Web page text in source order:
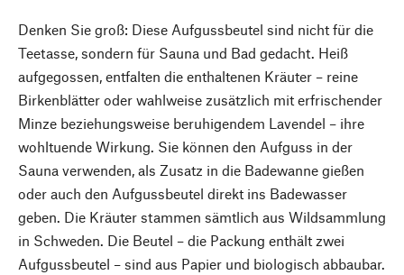
Denken Sie groß: Diese Aufgussbeutel sind nicht für die
Teetasse, sondern für Sauna und Bad gedacht. Heiß
aufgegossen, entfalten die enthaltenen Kräuter – reine
Birkenblätter oder wahlweise zusätzlich mit erfrischender
Minze beziehungsweise beruhigendem Lavendel – ihre
wohltuende Wirkung. Sie können den Aufguss in der
Sauna verwenden, als Zusatz in die Badewanne gießen
oder auch den Aufgussbeutel direkt ins Badewasser
geben. Die Kräuter stammen sämtlich aus Wildsammlung
in Schweden. Die Beutel – die Packung enthält zwei
Aufgussbeutel – sind aus Papier und biologisch abbaubar.